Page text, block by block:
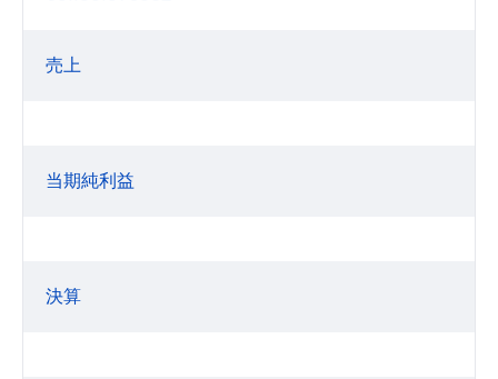
売上
当期純利益
決算